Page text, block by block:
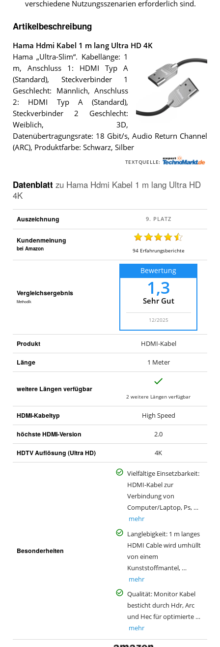
verschiedene Nutzungsszenarien erforderlich sind.
Artikelbeschreibung
Hama Hdmi Kabel 1 m lang Ultra HD 4K
Hama
1
Ultra
Hama „Ultra-Slim“. Kabellänge: 1
m, Anschluss 1: HDMI Typ A
(Standard), Steckverbinder 1
Geschlecht: Männlich, Anschluss
2: HDMI Typ A (Standard),
Steckverbinder 2 Geschlecht:
Weiblich, 3D,
Datenübertragungsrate: 18 Gbit/s, Audio Return Channel
(ARC), Produktfarbe: Schwarz, Silber
TEXTQUELLE:
Datenblatt zu Hama Hdmi Kabel 1 m lang Ultra HD
4K
Auszeichnung
Kundenmeinung
bei Amazon 94 Erfahrungsberichte
Vergleichsergebnis
Methodik
Bewertung
1,3
Sehr Gut
12/2025
Produkt HDMI-Kabel
Länge 1 Meter
weitere Längen verfügbar
2 weitere Längen verfügbar
HDMI-Kabeltyp High Speed
höchste HDMI-Version 2.0
HDTV Auflösung (Ultra HD) 4K
Besonderheiten
Vielfältige Einsetzbarkeit:
HDMI-Kabel zur
Verbindung von
Computer/Laptop, Ps, …
mehr
Langlebigkeit: 1 m langes
HDMI Cable wird umhüllt
von einem
Kunststoffmantel, …
mehr
Qualität: Monitor Kabel
besticht durch Hdr, Arc
und Hec für optimierte …
mehr